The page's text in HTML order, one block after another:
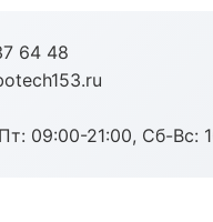
64 48
09:00-21:00, Сб-Вс: